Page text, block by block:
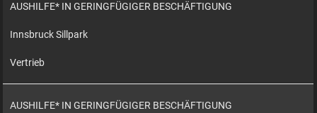
AUSHILFE* IN GERINGFÜGIGER BESCHÄFTIGUNG
Innsbruck Sillpark
Vertrieb
AUSHILFE* IN GERINGFÜGIGER BESCHÄFTIGUNG